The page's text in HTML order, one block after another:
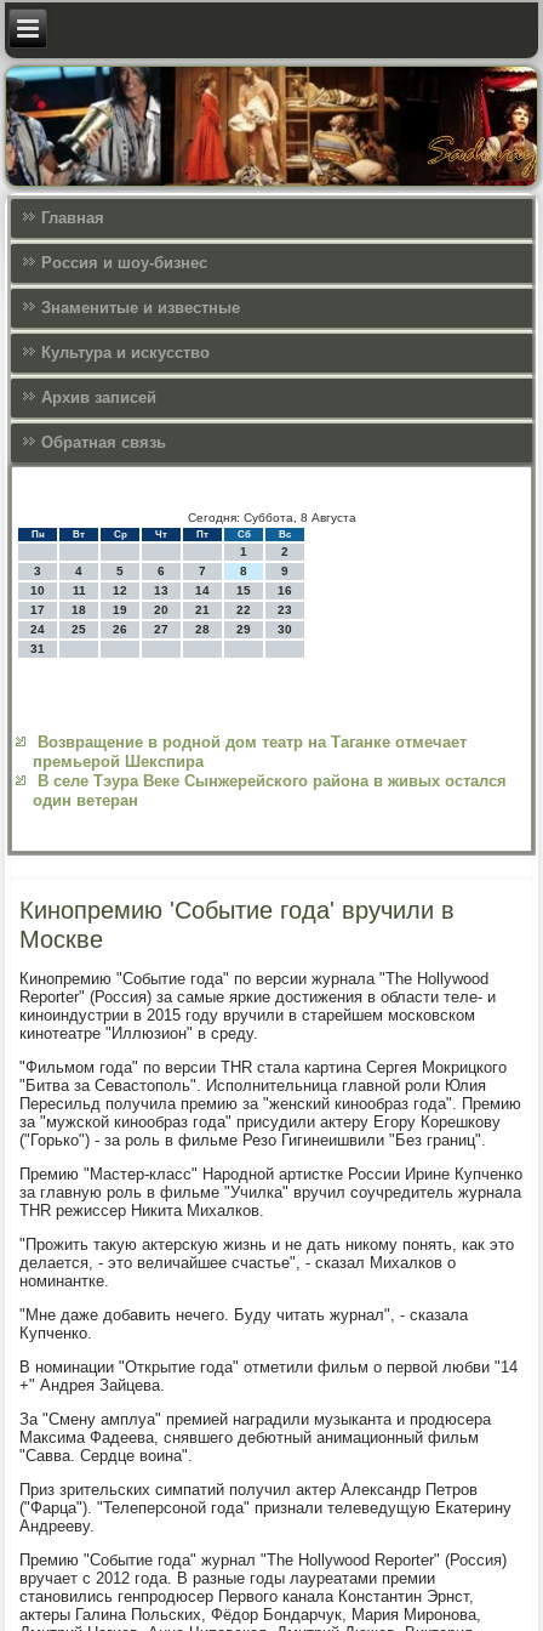
Главная
Россия и шоу-бизнес
Знаменитые и известные
Культура и искусcтво
Архив записей
Обратная связь
Сегодня: Суббота, 8 Августа
Пн Вт Ср Чт Пт Сб Вс
1
2
3
4 5 6 7 8
9
10
11 12 13 14 15
16
17
18 19 20 21 22
23
24
25 26 27 28 29
30
31
Возвращение в родной дом театр на Таганке отмечает
премьерой Шекспира
В селе Тэура Веке Сынжерейского района в живых остался
один ветеран
Кинопремию 'Событие года' вручили в
Москве
Кинопремию "Событие года" по версии журнала "The Hollywood
Reporter" (Россия) за самые яркие достижения в области теле- и
киноиндустрии в 2015 году вручили в старейшем московском
кинотеатре "Иллюзион" в среду.
"Фильмом года" по версии THR стала картина Сергея Мокрицкого
"Битва за Севастополь". Исполнительница главной роли Юлия
Пересильд получила премию за "женский кинообраз года". Премию
за "мужской кинообраз года" присудили актеру Егору Корешкову
("Горько") - за роль в фильме Резо Гигинеишвили "Без границ".
Премию "Мастер-класс" Народной артистке России Ирине Купченко
за главную роль в фильме "Училка" вручил coучредитель журнала
ТНR режиссер Никита Михалков.
"Прожить такую актерскую жизнь и не дать никому понять, как это
делается, - это величайшее счастье", - сказал Михалков о
номинантке.
"Мне даже добавить нечего. Буду читать журнал", - сказала
Купченко.
В номинации "Открытие года" отметили фильм о первой любви "14
+" Андрея Зайцева.
За "Смену амплуа" премией наградили музыканта и продюсера
Максима Фадеева, снявшего дебютный анимационный фильм
"Савва. Сердце воина".
Приз зрительских симпатий получил актер Александр Петров
("Фарца"). "Телеперсоной года" признали телеведущую Екатерину
Андрееву.
Премию "Событие года" журнал "The Hollywood Reporter" (Россия)
вручает с 2012 года. В разные годы лауреатами премии
становились генпродюсер Первого канала Константин Эрнст,
актеры Галина Польских, Фёдор Бондарчук, Мария Миронова,